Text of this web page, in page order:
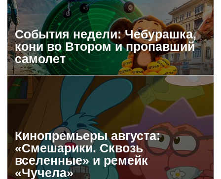
События недели: Чебурашка,
кони во Втором и пропавший
самолет
Кинопремьеры августа:
«Смешарики. Сквозь
вселенные» и ремейк
«Чучела»